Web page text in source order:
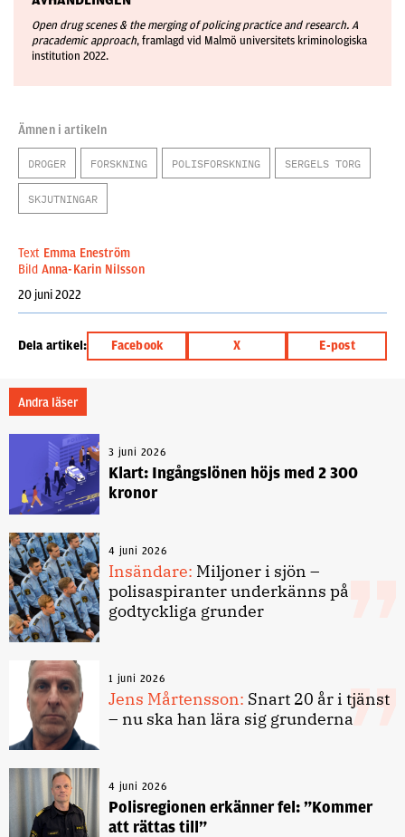
Open drug scenes & the merging of policing practice and research. A
pracademic approach, framlagd vid Malmö universitets kriminologiska
institution 2022.
Ämnen i artikeln
DROGER FORSKNING POLISFORSKNING SERGELS TORG
SKJUTNINGAR
Text Emma Eneström
Bild Anna-Karin Nilsson
20 juni 2022
Dela artikel: Facebook X E-post
Andra läser
3 juni 2026
Klart: Ingångslönen höjs med 2 300
kronor
4 juni 2026
Insändare: Miljoner i sjön –
polisaspiranter underkänns på
godtyckliga grunder
1 juni 2026
Jens Mårtensson: Snart 20 år i tjänst
– nu ska han lära sig grunderna
4 juni 2026
Polisregionen erkänner fel: ”Kommer
att rättas till”